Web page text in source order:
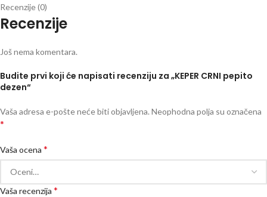
Recenzije (0)
Recenzije
Još nema komentara.
Budite prvi koji će napisati recenziju za „KEPER CRNI pepito
dezen“
Vaša adresa e-pošte neće biti objavljena.Neophodna polja su označena
*
Vaša ocena *
Vaša recenzija *